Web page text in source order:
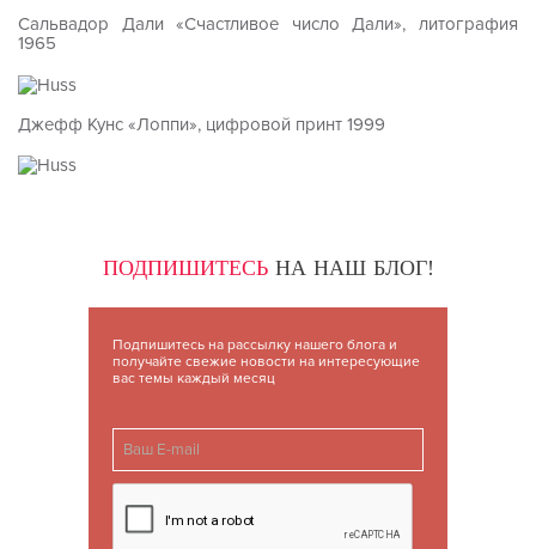
Сальвадор Дали «Счастливое число Дали», литография
1965
Джефф Кунс «Лоппи», цифровой принт 1999
ПОДПИШИТЕСЬНА НАШ БЛОГ!
Подпишитесь на рассылку нашего блога и
получайте свежие новости на интересующие
вас темы каждый месяц